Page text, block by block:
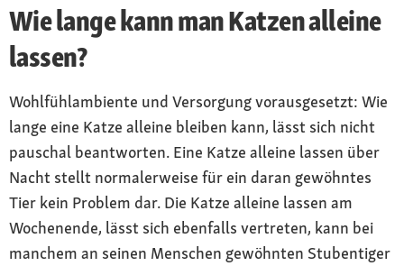
Wie lange kann man Katzen alleine
lassen?
Wohlfühlambiente und Versorgung vorausgesetzt: Wie
lange eine Katze alleine bleiben kann, lässt sich nicht
pauschal beantworten. Eine Katze alleine lassen über
Nacht stellt normalerweise für ein daran gewöhntes
Tier kein Problem dar. Die Katze alleine lassen am
Wochenende, lässt sich ebenfalls vertreten, kann bei
manchem an seinen Menschen gewöhnten Stubentiger